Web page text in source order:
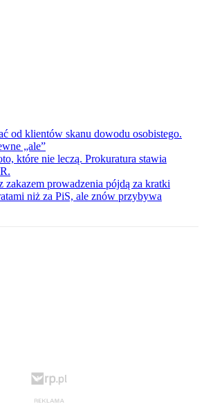
od klientów skanu dowodu osobistego.
„ale”
które nie leczą. Prokuratura stawia
zakazem prowadzenia pójdą za kratki
niż za PiS, ale znów przybywa